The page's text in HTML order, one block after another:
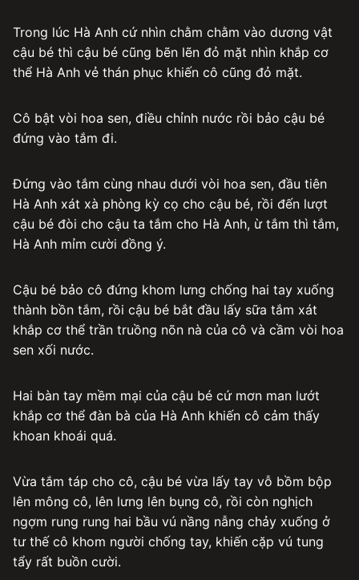
Trong lúc Hà Anh cứ nhìn chằm chằm vào dương vật
cậu bé thì cậu bé cũng bẽn lẽn đỏ mặt nhìn khắp cơ
thể Hà Anh vẻ thán phục khiến cô cũng đỏ mặt.
Cô bật vòi hoa sen, điều chỉnh nước rồi bảo cậu bé
đứng vào tắm đi.
Đứng vào tắm cùng nhau dưới vòi hoa sen, đầu tiên
Hà Anh xát xà phòng kỳ cọ cho cậu bé, rồi đến lượt
cậu bé đòi cho cậu ta tắm cho Hà Anh, ừ tắm thì tắm,
Hà Anh mỉm cười đồng ý.
Cậu bé bảo cô đứng khom lưng chống hai tay xuống
thành bồn tắm, rồi cậu bé bắt đầu lấy sữa tắm xát
khắp cơ thể trần truồng nõn nà của cô và cầm vòi hoa
sen xối nước.
Hai bàn tay mềm mại của cậu bé cứ mơn man lướt
khắp cơ thể đàn bà của Hà Anh khiến cô cảm thấy
khoan khoái quá.
Vừa tắm táp cho cô, cậu bé vừa lấy tay vỗ bồm bộp
lên mông cô, lên lưng lên bụng cô, rồi còn nghịch
ngợm rung rung hai bầu vú nầng nẫng chảy xuống ở
tư thế cô khom người chống tay, khiến cặp vú tung
tẩy rất buồn cười.